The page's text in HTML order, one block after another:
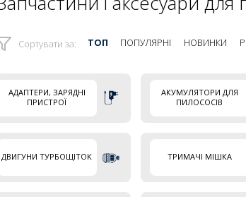
Сортувати за: ТОП ПОПУЛЯРНІ НОВИНКИ
АДАПТЕРИ, ЗАРЯДНІ
ПРИСТРОЇ
АКУМУЛЯТОРИ ДЛЯ
ПИЛОСОСІВ
ДВИГУНИ ТУРБОЩІТОК ТРИМАЧІ МІШКА